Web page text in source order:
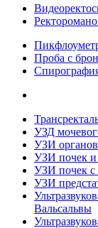
Проба с
УЗД
УЗИ
УЗИ почек и
УЗИ почек с
УЗИ
Вальсальвы